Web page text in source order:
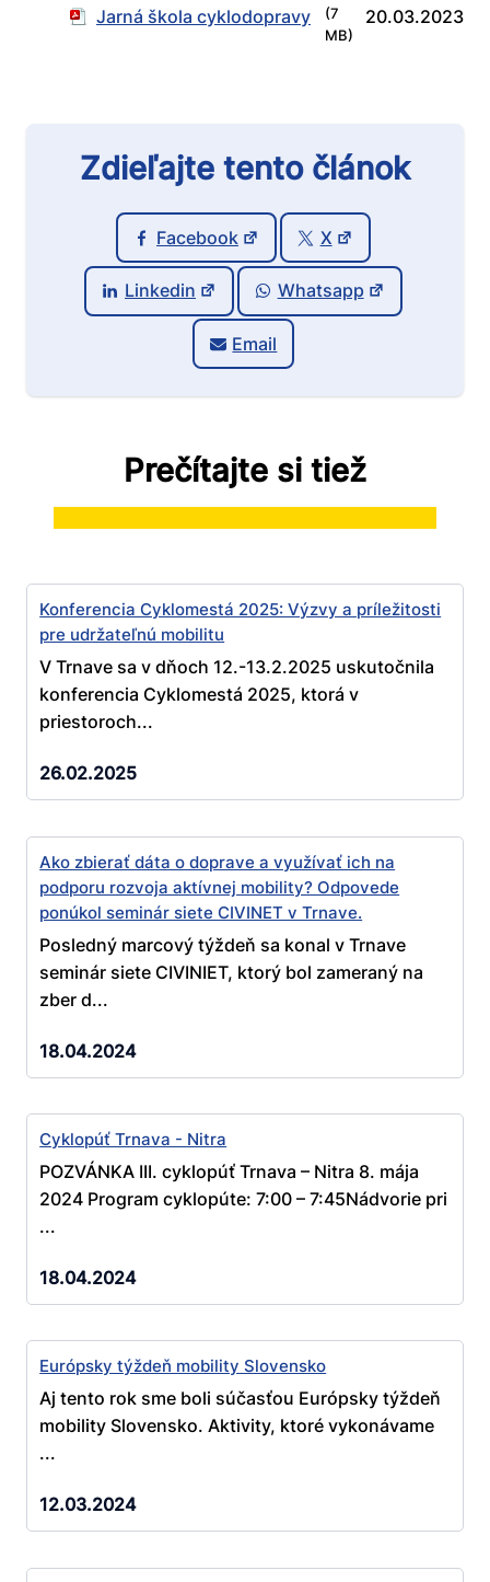
Jarná škola cyklodopravy
(7
MB)
20.03.2023
Zdieľajte tento článok
Facebook X
Linkedin Whatsapp
Email
Prečítajte si tiež
Konferencia Cyklomestá 2025: Výzvy a príležitosti
pre udržateľnú mobilitu
V Trnave sa v dňoch 12.-13.2.2025 uskutočnila
konferencia Cyklomestá 2025, ktorá v
priestoroch...
26.02.2025
Ako zbierať dáta o doprave a využívať ich na
podporu rozvoja aktívnej mobility? Odpovede
ponúkol seminár siete CIVINET v Trnave.
Posledný marcový týždeň sa konal v Trnave
seminár siete CIVINIET, ktorý bol zameraný na
zber d...
18.04.2024
Cyklopúť Trnava - Nitra
POZVÁNKA III. cyklopúť Trnava – Nitra 8. mája
2024 Program cyklopúte: 7:00 – 7:45Nádvorie pri
...
18.04.2024
Európsky týždeň mobility Slovensko
Aj tento rok sme boli súčasťou Európsky týždeň
mobility Slovensko. Aktivity, ktoré vykonávame
...
12.03.2024